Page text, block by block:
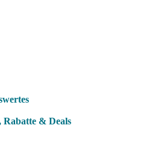
Rabatte & Deals